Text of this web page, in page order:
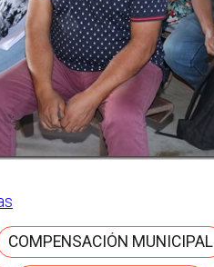
COMPENSACIÓN MUNICIPAL